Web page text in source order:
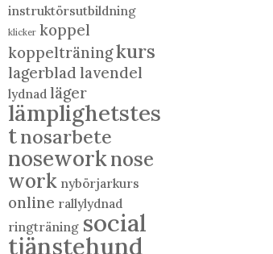
instruktörsutbildning
klicker koppel
koppelträningkurs
lagerblad lavendel
lydnad läger
lämplighetstes
tnosarbete
noseworknose
work nybörjarkurs
online rallylydnad
ringträning social
tjänstehund